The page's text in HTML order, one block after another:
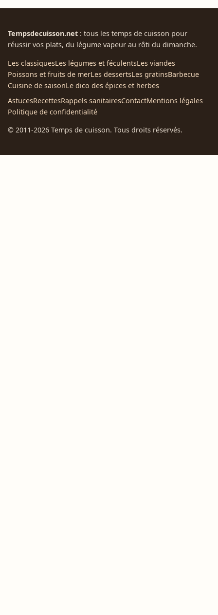
Tempsdecuisson.net : tous les temps de cuisson pour
réussir vos plats, du légume vapeur au rôti du dimanche.
Les classiquesLes légumes et féculentsLes viandes
Poissons et fruits de merLes dessertsLes gratinsBarbecue
Cuisine de saisonLe dico des épices et herbes
AstucesRecettesRappels sanitairesContactMentions légales
Politique de confidentialité
© 2011-2026 Temps de cuisson. Tous droits réservés.